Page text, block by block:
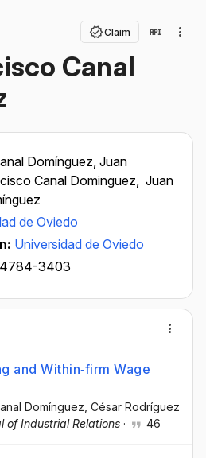
Claim
Canal
Domínguez, Juan
Canal Dominguez, Juan
de Oviedo
Universidad de Oviedo
3403
and Within‐firm Wage
Domínguez , César Rodríguez
of Industrial Relations · 46